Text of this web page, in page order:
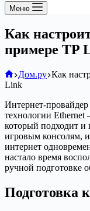
Меню
Как
примере TP
Главная
Дом.ру Как
Link
Интернет-
технологии Ethernet
который подходит
игровым консолям,
интернет
настало время
ручной подготовке
Подготовка